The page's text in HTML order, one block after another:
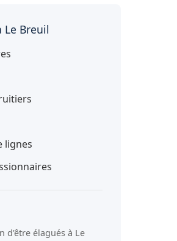
Le Breuil
lignes
d'être élagués à Le